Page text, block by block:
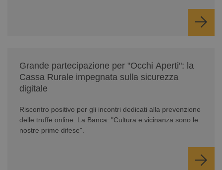
Grande partecipazione per "Occhi Aperti": la
Cassa Rurale impegnata sulla sicurezza
digitale
Riscontro positivo per gli incontri dedicati alla prevenzione
delle truffe online. La Banca: "Cultura e vicinanza sono le
nostre prime difese".